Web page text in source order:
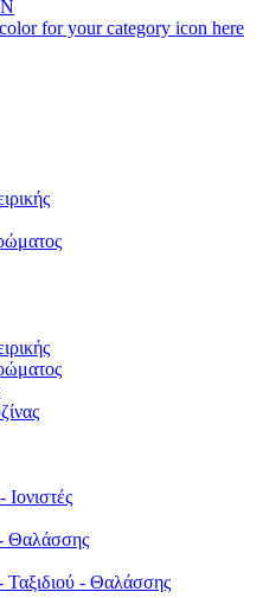
for your category icon here
Θαλάσσης
Ταξιδιού - Θαλάσσης